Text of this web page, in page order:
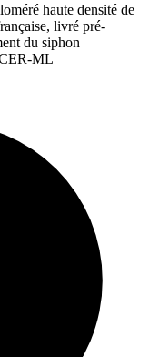
haute densité de
livré pré-
du siphon
ML